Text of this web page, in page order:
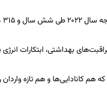
سال ۲۰۲۲ طی شش سال و ۳۱۵ میلیون دلار را برای حمایت از برنامه طرح ظرفیت پذیرش مهاجر کانادا و پذیرش ۵۰۰ هزار مقیم دائم جدید در هر سال تا سال ۲۰۲۵ اختصاص داد.
بهداشتی، ابتکارات